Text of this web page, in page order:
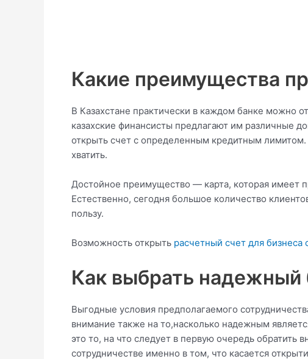
Какие преимущества
В Казахстане практически в каждом банке можно
казахские финансисты предлагают им различные
открыть счет с определенным кредитным
хватить.
Достойное преимущество — карта, которая имеет
Естественно, сегодня большое количество
пользу.
Возможность открыть расчетный счет для бизнеса
Как выбрать надежный
Выгодные условия предполагаемого
внимание также на то,насколько надежным
это то, на что следует в первую очередь
сотрудничестве именно в том, что касается